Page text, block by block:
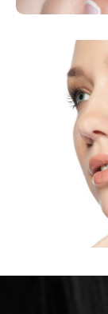
Miglioramento
e